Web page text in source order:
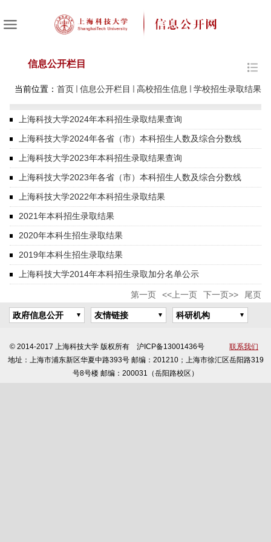
信息公开栏目
当前位置： 首页 信息公开栏目 高校招生信息 学校招生录取结果
上海科技大学2024年本科招生录取结果查询
上海科技大学2024年各省（市）本科招生人数及综合分数线
上海科技大学2023年本科招生录取结果查询
上海科技大学2023年各省（市）本科招生人数及综合分数线
上海科技大学2022年本科招生录取结果
2021年本科招生录取结果
2020年本科生招生录取结果
2019年本科生招生录取结果
上海科技大学2014年本科招生录取加分名单公示
第一页 <<上一页 下一页>> 尾页
政府信息公开 友情链接 科研机构
© 2014-2017 上海科技大学 版权所有 沪ICP备13001436号
联系我们
地址：上海市浦东新区华夏中路393号 邮编：201210；上海市徐汇区岳阳路319
号8号楼 邮编：200031（岳阳路校区）